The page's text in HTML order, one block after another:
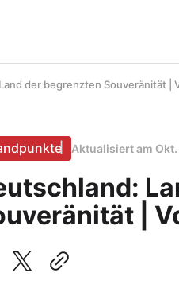
der begrenzten Souveränität |
Aktualisiert am
|